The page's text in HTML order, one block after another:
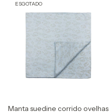
ESGOTADO
Manta suedine corrido ovelhas